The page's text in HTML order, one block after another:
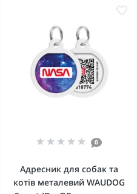
0
Адресник для собак та
котів металевий WAUDOG